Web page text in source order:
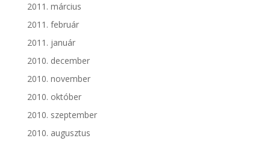
2011. március
2011. február
2011. január
2010. december
2010. november
2010. október
2010. szeptember
2010. augusztus